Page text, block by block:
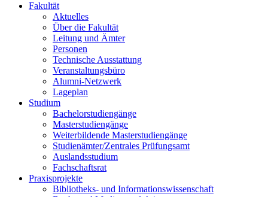
Fakultät
Aktuelles
Über die Fakultät
Leitung und Ämter
Personen
Technische Ausstattung
Veranstaltungsbüro
Alumni-Netzwerk
Lageplan
Studium
Bachelorstudiengänge
Masterstudiengänge
Weiterbildende Masterstudiengänge
Studienämter/Zentrales Prüfungsamt
Auslandsstudium
Fachschaftsrat
Praxisprojekte
Bibliotheks- und Informationswissenschaft